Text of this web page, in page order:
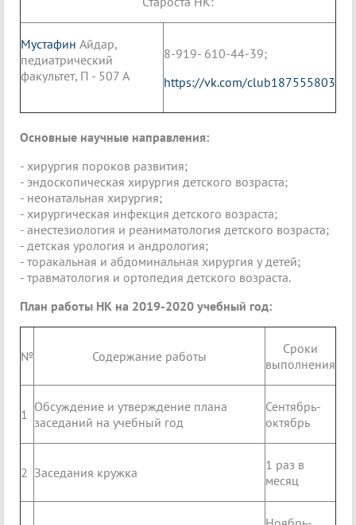
Мустафин Айдар,
педиатрический
факультет, П - 507 А
8-919- 610-44-39;
https://vk.com/club187555803
Основные научные направления:
- хирургия пороков развития;
- эндоскопическая хирургия детского возраста;
- неонатальная хирургия;
- хирургическая инфекция детского возраста;
- анестезиология и реаниматология детского возраста;
- детская урология и андрология;
- торакальная и абдоминальная хирургия у детей;
- травматология и ортопедия детского возраста.
План работы НК на 2019-2020 учебный год:
№ Содержание работы
Сроки
выполнения
1 Обсуждение и утверждение плана
заседаний на учебный год
Сентябрь-
октябрь
2 Заседания кружка
1 раз в
месяц